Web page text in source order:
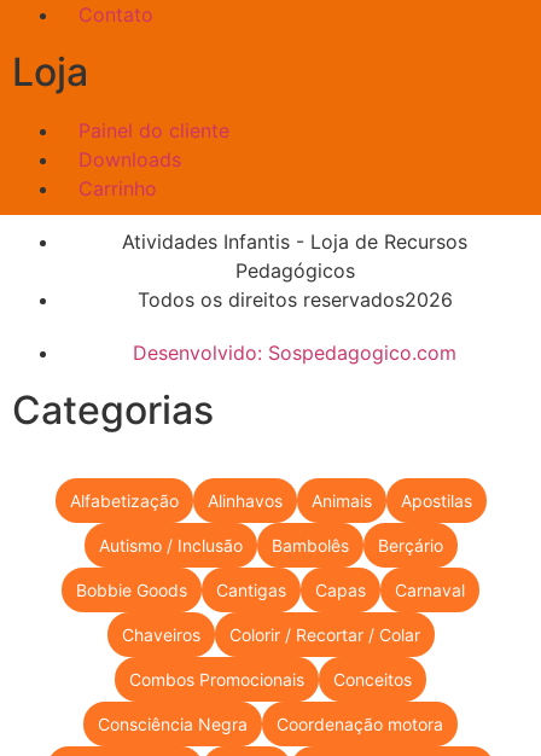
Contato
Loja
Painel do cliente
Downloads
Carrinho
Atividades Infantis - Loja de Recursos
Pedagógicos
Todos os direitos reservados2026
Desenvolvido: Sospedagogico.com
Categorias
Alfabetização Alinhavos Animais Apostilas
Autismo / Inclusão Bambolês Berçário
Bobbie Goods Cantigas Capas Carnaval
Chaveiros Colorir / Recortar / Colar
Combos Promocionais Conceitos
Consciência Negra Coordenação motora